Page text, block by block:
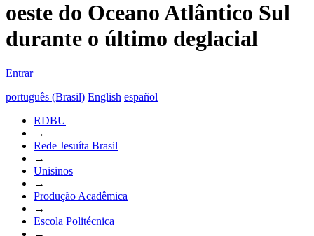
oeste do Oceano Atlântico Sul
durante o último deglacial
Entrar
português (Brasil) English español
RDBU
→
Rede Jesuíta Brasil
→
Unisinos
→
Produção Acadêmica
→
Escola Politécnica
→